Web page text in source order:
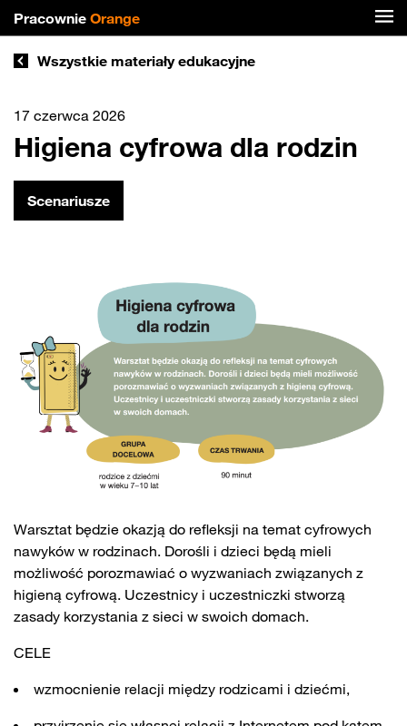
Pracownie Orange
Wszystkie materiały edukacyjne
17 czerwca 2026
Higiena cyfrowa dla rodzin
Scenariusze
Warsztat będzie okazją do refleksji na temat cyfrowych
nawyków w rodzinach. Dorośli i dzieci będą mieli
możliwość porozmawiać o wyzwaniach związanych z
higieną cyfrową. Uczestnicy i uczestniczki stworzą
zasady korzystania z sieci w swoich domach.
CELE
wzmocnienie relacji między rodzicami i dziećmi,